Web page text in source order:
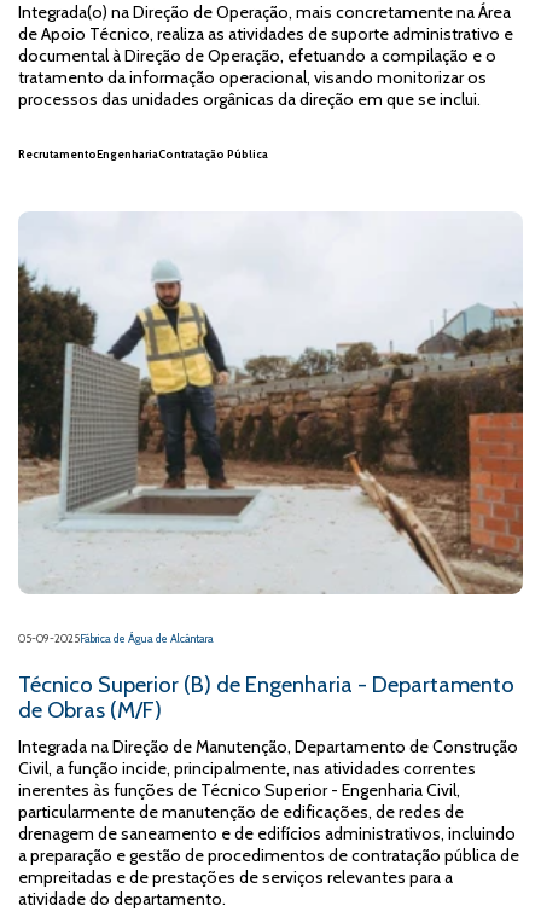
Integrada(o) na Direção de Operação, mais concretamente na Área
de Apoio Técnico, realiza as atividades de suporte administrativo e
documental à Direção de Operação, efetuando a compilação e o
tratamento da informação operacional, visando monitorizar os
processos das unidades orgânicas da direção em que se inclui.
RecrutamentoEngenhariaContratação Pública
05-09-2025Fábrica de Água de Alcântara
Técnico Superior (B) de Engenharia - Departamento
de Obras (M/F)
Integrada na Direção de Manutenção, Departamento de Construção
Civil, a função incide, principalmente, nas atividades correntes
inerentes às funções de Técnico Superior - Engenharia Civil,
particularmente de manutenção de edificações, de redes de
drenagem de saneamento e de edifícios administrativos, incluindo
a preparação e gestão de procedimentos de contratação pública de
empreitadas e de prestações de serviços relevantes para a
atividade do departamento.